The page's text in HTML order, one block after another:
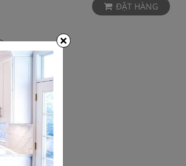
ĐẶT HÀNG
×